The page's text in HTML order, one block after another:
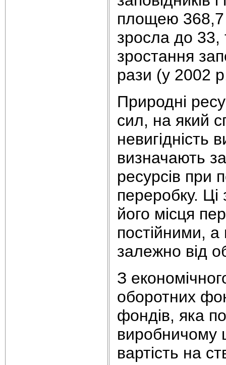
площею 368,7
зросла до 33,
зростання
рази (у 2002
Природні
сил, на який
невигідність
визначають
ресурсів при
переробку. Ці
його місця
постійними,
залежно від
З
оборотних
фондів, яка
виробничому
вартість на